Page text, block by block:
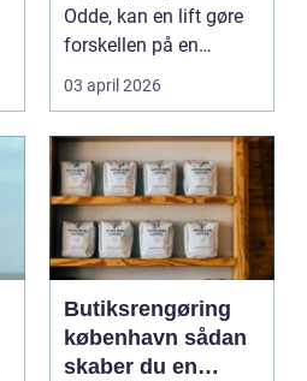
Odde, kan en lift gøre
forskellen på en
besværlig og en ov...
03 april 2026
Butiksrengøring
københavn sådan
skaber du en